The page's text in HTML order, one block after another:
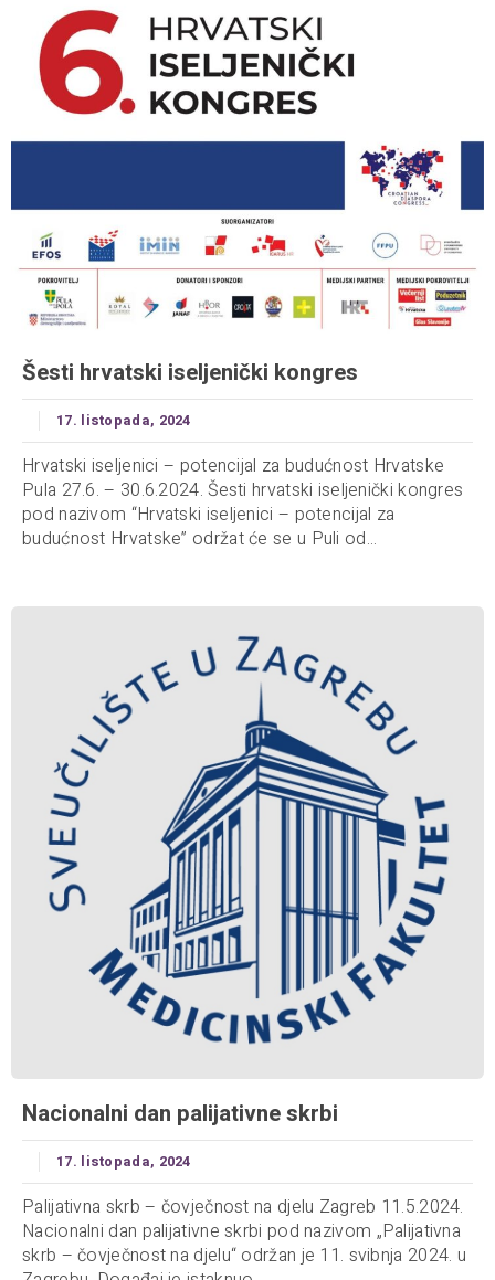
Šesti hrvatski iseljenički kongres
17. listopada, 2024
Hrvatski iseljenici – potencijal za budućnost Hrvatske
Pula 27.6. – 30.6.2024. Šesti hrvatski iseljenički kongres
pod nazivom “Hrvatski iseljenici – potencijal za
budućnost Hrvatske” održat će se u Puli od...
Nacionalni dan palijativne skrbi
17. listopada, 2024
Palijativna skrb – čovječnost na djelu Zagreb 11.5.2024.
Nacionalni dan palijativne skrbi pod nazivom „Palijativna
skrb – čovječnost na djelu“ održan je 11. svibnja 2024. u